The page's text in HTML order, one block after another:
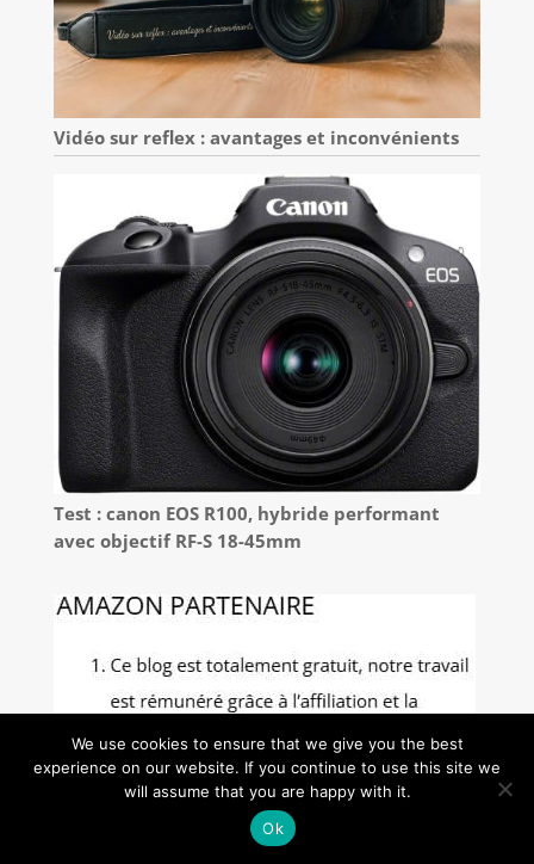
Vidéo sur reflex : avantages et inconvénients
Test : canon EOS R100, hybride performant
avec objectif RF-S 18-45mm
We use cookies to ensure that we give you the best
experience on our website. If you continue to use this site we
will assume that you are happy with it.
Ok